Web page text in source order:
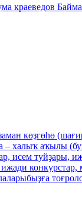
краеведов
көҙгөһө
– халыҡ аҡылы
исем туйҙары,
конкурстар,